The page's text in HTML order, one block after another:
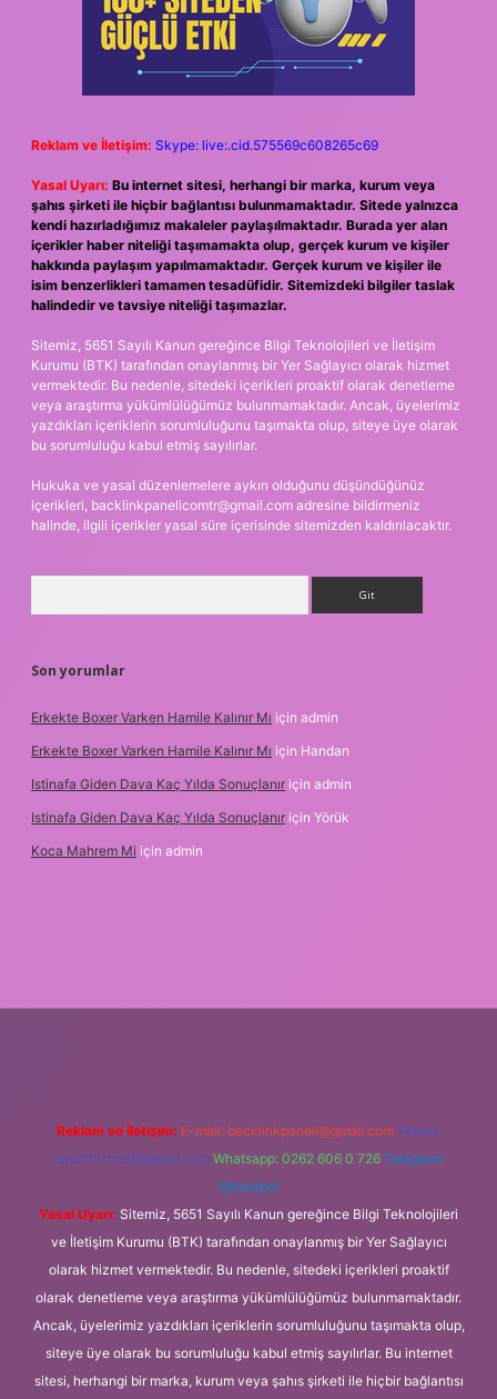
Reklam ve İletişim: Skype: live:.cid.575569c608265c69
Yasal Uyarı: Bu internet sitesi, herhangi bir marka, kurum veya
şahıs şirketi ile hiçbir bağlantısı bulunmamaktadır. Sitede yalnızca
kendi hazırladığımız makaleler paylaşılmaktadır. Burada yer alan
içerikler haber niteliği taşımamakta olup, gerçek kurum ve kişiler
hakkında paylaşım yapılmamaktadır. Gerçek kurum ve kişiler ile
isim benzerlikleri tamamen tesadüfidir. Sitemizdeki bilgiler taslak
halindedir ve tavsiye niteliği taşımazlar.
Sitemiz, 5651 Sayılı Kanun gereğince Bilgi Teknolojileri ve İletişim
Kurumu (BTK) tarafından onaylanmış bir Yer Sağlayıcı olarak hizmet
vermektedir. Bu nedenle, sitedeki içerikleri proaktif olarak denetleme
veya araştırma yükümlülüğümüz bulunmamaktadır. Ancak, üyelerimiz
yazdıkları içeriklerin sorumluluğunu taşımakta olup, siteye üye olarak
bu sorumluluğu kabul etmiş sayılırlar.
Hukuka ve yasal düzenlemelere aykırı olduğunu düşündüğünüz
içerikleri, backlinkpanelicomtr@gmail.com adresine bildirmeniz
halinde, ilgili içerikler yasal süre içerisinde sitemizden kaldırılacaktır.
Son yorumlar
Erkekte Boxer Varken Hamile Kalınır Mı için admin
Erkekte Boxer Varken Hamile Kalınır Mı için Handan
Istinafa Giden Dava Kaç Yılda Sonuçlanır için admin
Istinafa Giden Dava Kaç Yılda Sonuçlanır için Yörük
Koca Mahrem Mi için admin
Reklam ve İletişim: E-mail: backlinkpaneli@gmail.com Teams:
forumhizmeti@gmail.com Whatsapp: 0262 606 0 726 Telegram:
@karabul
Yasal Uyarı: Sitemiz, 5651 Sayılı Kanun gereğince Bilgi Teknolojileri
ve İletişim Kurumu (BTK) tarafından onaylanmış bir Yer Sağlayıcı
olarak hizmet vermektedir. Bu nedenle, sitedeki içerikleri proaktif
olarak denetleme veya araştırma yükümlülüğümüz bulunmamaktadır.
Ancak, üyelerimiz yazdıkları içeriklerin sorumluluğunu taşımakta olup,
siteye üye olarak bu sorumluluğu kabul etmiş sayılırlar. Bu internet
sitesi, herhangi bir marka, kurum veya şahıs şirketi ile hiçbir bağlantısı